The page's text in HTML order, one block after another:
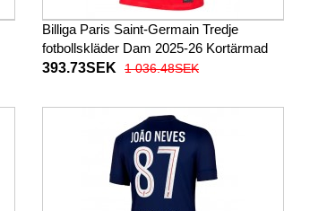
Billiga Paris Saint-Germain Tredje
fotbollskläder Dam 2025-26 Kortärmad
393.73SEK
1 036.48SEK